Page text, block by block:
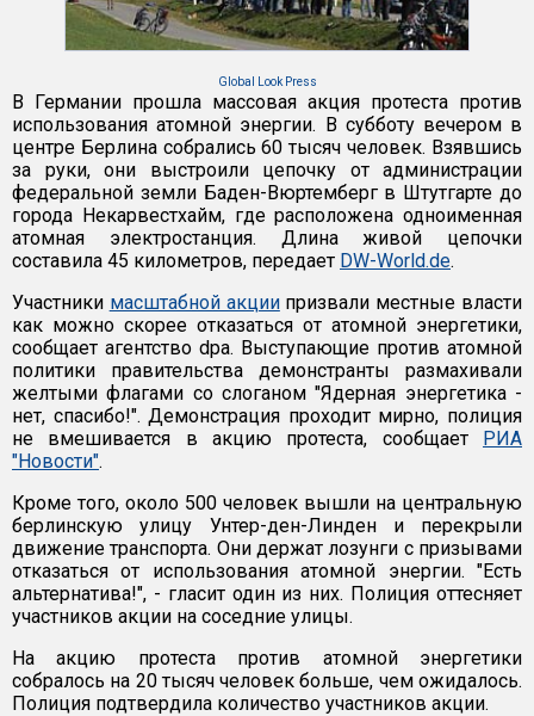
Global Look Press
В Германии прошла массовая акция протеста против
использования атомной энергии. В субботу вечером в
центре Берлина собрались 60 тысяч человек. Взявшись
за руки, они выстроили цепочку от администрации
федеральной земли Баден-Вюртемберг в Штутгарте до
города Некарвестхайм, где расположена одноименная
атомная электростанция. Длина живой цепочки
составила 45 километров, передает DW-World.de.
Участники масштабной акциипризвали местные власти
как можно скорее отказаться от атомной энергетики,
сообщает агентство dpa. Выступающие против атомной
политики правительства демонстранты размахивали
желтыми флагами со слоганом "Ядерная энергетика -
нет, спасибо!". Демонстрация проходит мирно, полиция
не вмешивается в акцию протеста, сообщает РИА
"Новости".
Кроме того, около 500 человек вышли на центральную
берлинскую улицу Унтер-ден-Линден и перекрыли
движение транспорта. Они держат лозунги с призывами
отказаться от использования атомной энергии. "Есть
альтернатива!", - гласит один из них. Полиция оттесняет
участников акции на соседние улицы.
На акцию протеста против атомной энергетики
собралось на 20 тысяч человек больше, чем ожидалось.
Полиция подтвердила количество участников акции.